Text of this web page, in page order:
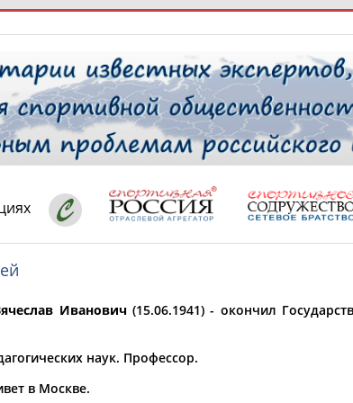
РЕСУРСНАЯ ПЛОЩАДКА
регион*
* для действующих
Иванович(15.06.1941) - окончил
наук. Профессор.
в Москве.